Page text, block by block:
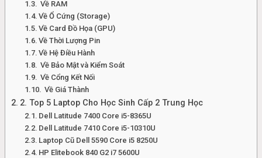
Về RAM
Về Ổ Cứng (Storage)
Về Card Đồ Họa (GPU)
Về Thời Lượng Pin
Về Hệ Điều Hành
Về Bảo Mật và Kiểm Soát
Về Cổng Kết Nối
Về Giá Thành
2. Top 5 Laptop Cho Học Sinh Cấp 2 Trung Học
Dell Latitude 7400 Core i5-8365U
Dell Latitude 7410 Core i5-10310U
Laptop Cũ Dell 5590 Core i5 8250U
HP Elitebook 840 G2 i7 5600U